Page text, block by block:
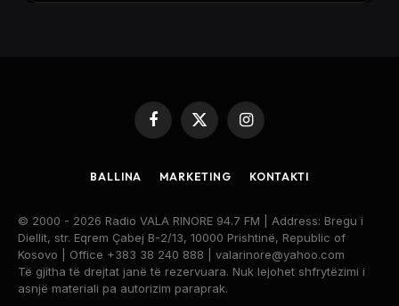
Facebook
X
Instagram
BALLINA MARKETING KONTAKTI
© 2000 - 2026 Radio VALA RINORE 94.7 FM | Address: Bregu i
Diellit, str. Eqrem Çabej B-2/13, 10000 Prishtinë, Republic of
Kosovo | Office +383 38 240 888 | valarinore@yahoo.com
Të gjitha të drejtat janë të rezervuara. Nuk lejohet shfrytëzimi i
asnjë materiali pa autorizim paraprak.